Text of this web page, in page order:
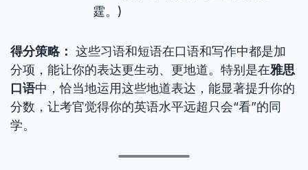
霆。)
得分策略： 这些习语和短语在口语和写作中都是加
分项，能让你的表达更生动、更地道。特别是在雅思
口语中，恰当地运用这些地道表达，能显著提升你的
分数，让考官觉得你的英语水平远超只会“看”的同
学。